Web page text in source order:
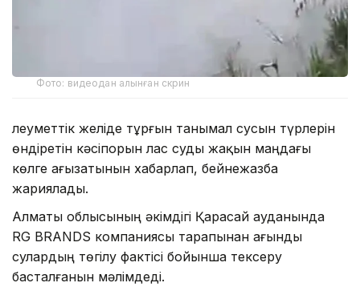
Фото: видеодан алынған скрин
Әлеуметтік желіде тұрғын танымал сусын түрлерін
өндіретін кәсіпорын лас суды жақын маңдағы
көлге ағызатынын хабарлап, бейнежазба
жариялады.
Алматы облысының әкімдігі Қарасай ауданында
RG BRANDS компаниясы тарапынан ағынды
сулардың төгілу фактісі бойынша тексеру
басталғанын мәлімдеді.